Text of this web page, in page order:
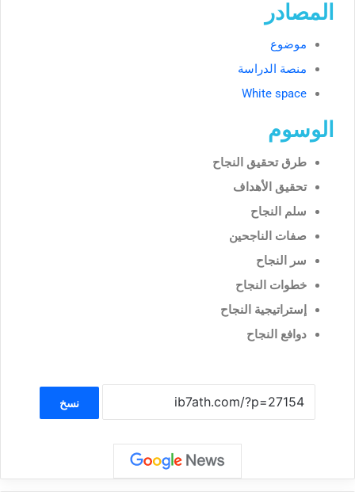
المصادر
موضوع
منصة الدراسة
White space
الوسوم
طرق تحقيق النجاح
تحقيق الأهداف
سلم النجاح
صفات الناجحين
سر النجاح
خطوات النجاح
إستراتيجية النجاح
دوافع النجاح
نسخ